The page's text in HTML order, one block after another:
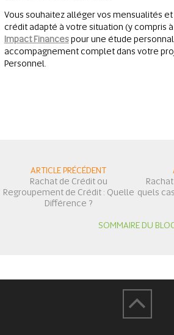
Vous souhaitez alléger vos mensualités
crédit adapté à votre situation (y compris
Impact Financespour une étude
accompagnement complet dans votre
Personnel.
ARTICLE PRÉCÉDENT
Rachat de Crédit ou
Regroupement de Crédit : Quelle
Différence ?
quels
SOMMAIRE DU